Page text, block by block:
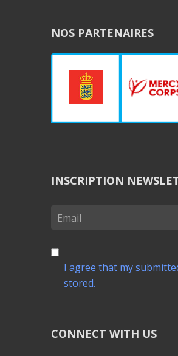
NOS PARTENAIRES
INSCRIPTION
I agree that my
stored.
CONNECT WITH US